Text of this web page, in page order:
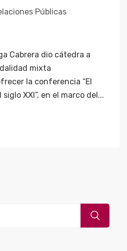
Públicas
Cabrera dio cátedra a
mixta
la conferencia “El
XXI”, en el marco del...